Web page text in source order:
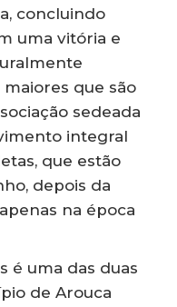
concluindo
uma vitória e
que são
sedeada
integral
que estão
depois da
na época
é uma das duas
de Arouca